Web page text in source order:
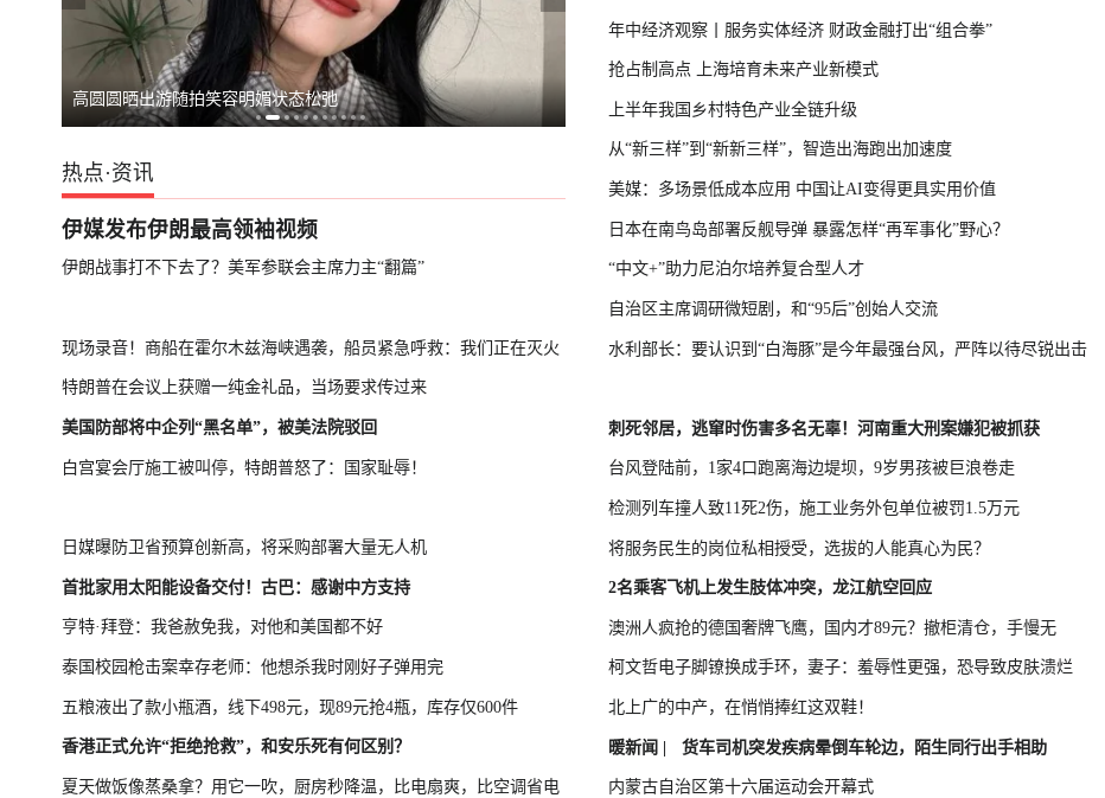
薄到像没戴，膝盖却多一层防护！这个护具火了，支撑不闷汗 U17国足晋级决赛
热点 ·资讯
伊媒发布伊朗最高领袖视频
伊朗战事打不下去了？美军参联会主席力主“翻篇”
现场录音！商船在霍尔木兹海峡遇袭，船员紧急呼救：我们正在灭火
特朗普在会议上获赠一纯金礼品，当场要求传过来
美国防部将中企列“黑名单”，被美法院驳回
白宫宴会厅施工被叫停，特朗普怒了：国家耻辱！
日媒曝防卫省预算创新高，将采购部署大量无人机
首批家用太阳能设备交付！古巴：感谢中方支持
亨特·拜登：我爸赦免我，对他和美国都不好
泰国校园枪击案幸存老师：他想杀我时刚好子弹用完
五粮液出了款小瓶酒，线下498元，现89元抢4瓶，库存仅600件
香港正式允许“拒绝抢救”，和安乐死有何区别？
夏天做饭像蒸桑拿？用它一吹，厨房秒降温，比电扇爽，比空调省电
年中经济观察丨服务实体经济 财政金融打出“组合拳”
抢占制高点 上海培育未来产业新模式
上半年我国乡村特色产业全链升级
从“新三样”到“新新三样”，智造出海跑出加速度
美媒：多场景低成本应用 中国让AI变得更具实用价值
日本在南鸟岛部署反舰导弹 暴露怎样“再军事化”野心？
“中文+”助力尼泊尔培养复合型人才
自治区主席调研微短剧，和“95后”创始人交流
水利部长：要认识到“白海豚”是今年最强台风，严阵以待尽锐出击
刺死邻居，逃窜时伤害多名无辜！河南重大刑案嫌犯被抓获
台风登陆前，1家4口跑离海边堤坝，9岁男孩被巨浪卷走
检测列车撞人致11死2伤，施工业务外包单位被罚1.5万元
将服务民生的岗位私相授受，选拔的人能真心为民？
2名乘客飞机上发生肢体冲突，龙江航空回应
澳洲人疯抢的德国奢牌飞鹰，国内才89元？撤柜清仓，手慢无
柯文哲电子脚镣换成手环，妻子：羞辱性更强，恐导致皮肤溃烂
北上广的中产，在悄悄捧红这双鞋！
暖新闻 | 货车司机突发疾病晕倒车轮边，陌生同行出手相助
内蒙古自治区第十六届运动会开幕式
日本原子弹爆炸亲历者警告高市 马斯克拒绝乌克兰用“星链”打击俄境内目标